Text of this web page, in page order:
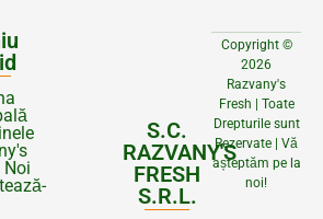
Noi
S.C.
RAZVANY'S
FRESH
S.R.L.
Copyright ©
2026
Razvany's
Fresh | Toate
Drepturile sunt
Rezervate | Vă
așteptăm pe la
noi!